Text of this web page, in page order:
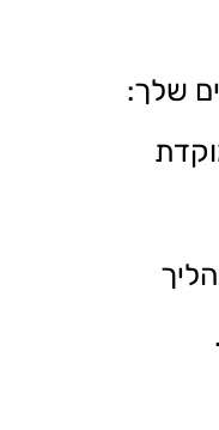
שלך: